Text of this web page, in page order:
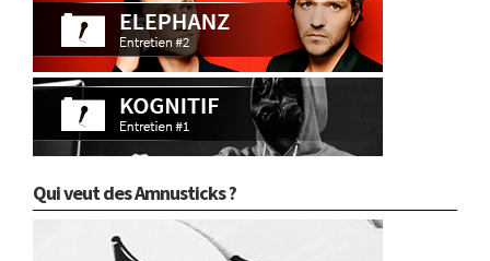
Qui veut des Amnusticks ?